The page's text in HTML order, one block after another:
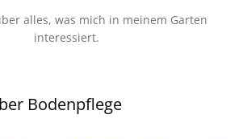
alles, was mich in meinem Garten
interessiert.
Bodenpflege